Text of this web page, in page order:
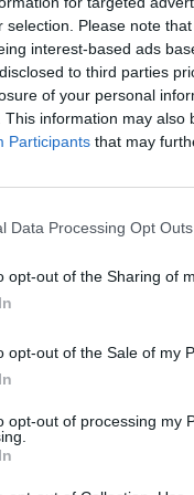
selection. Please note
interest-based ads
to third parties
of your personal
This information may
Participants that may
Data Processing Opt Outs
opt-out of the Sharing of
opt-out of the Sale of my
opt-out of processing my